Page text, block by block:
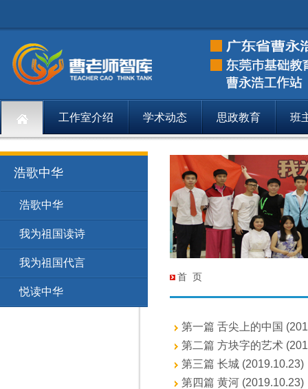
工作室介绍 学术动态 思政教育 班
浩歌中华
浩歌中华 160 浩歌中华 浩
我为祖国读诗 161 浩歌中华 我
我为祖国代言
悦读中华
首 页
第一篇 舌尖上的中国
第二篇 方块字的艺术
第三篇 长城 (2019.10.23)
第四篇 黄河 (2019.10.23)